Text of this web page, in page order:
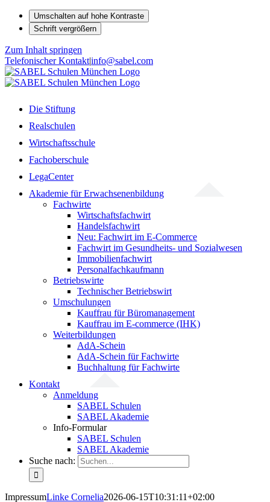
Umschalten auf hohe Kontraste
Schrift vergrößern
Zum Inhalt springen
Telefonischer Kontakt|info@sabel.com
Die Stiftung
Realschulen
Wirtschaftsschule
Fachoberschule
LegaCenter
Akademie für Erwachsenenbildung
Fachwirte
Wirtschaftsfachwirt
Handelsfachwirt
Neu: Fachwirt im E-Commerce
Fachwirt im Gesundheits- und Sozialwesen
Immobilienfachwirt
Personalfachkaufmann
Betriebswirte
Technischer Betriebswirt
Umschulungen
Kauffrau für Büromanagement
Kauffrau im E-commerce (IHK)
Weiterbildungen
AdA-Schein
AdA-Schein für Fachwirte
Buchhaltung für Fachwirte
Kontakt
Anmeldung
SABEL Schulen
SABEL Akademie
Info-Formular
SABEL Schulen
SABEL Akademie
Suche nach:
ImpressumLinke Cornelia2026-06-15T10:31:11+02:00